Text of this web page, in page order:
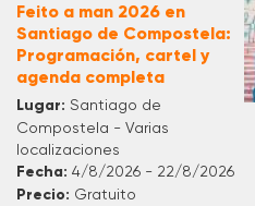
Feito a man 2026 en
Santiago de Compostela:
Programación, cartel y
agenda completa
Lugar: Santiago de
Compostela - Varias
localizaciones
Fecha: 4/8/2026 - 22/8/2026
Precio: Gratuito